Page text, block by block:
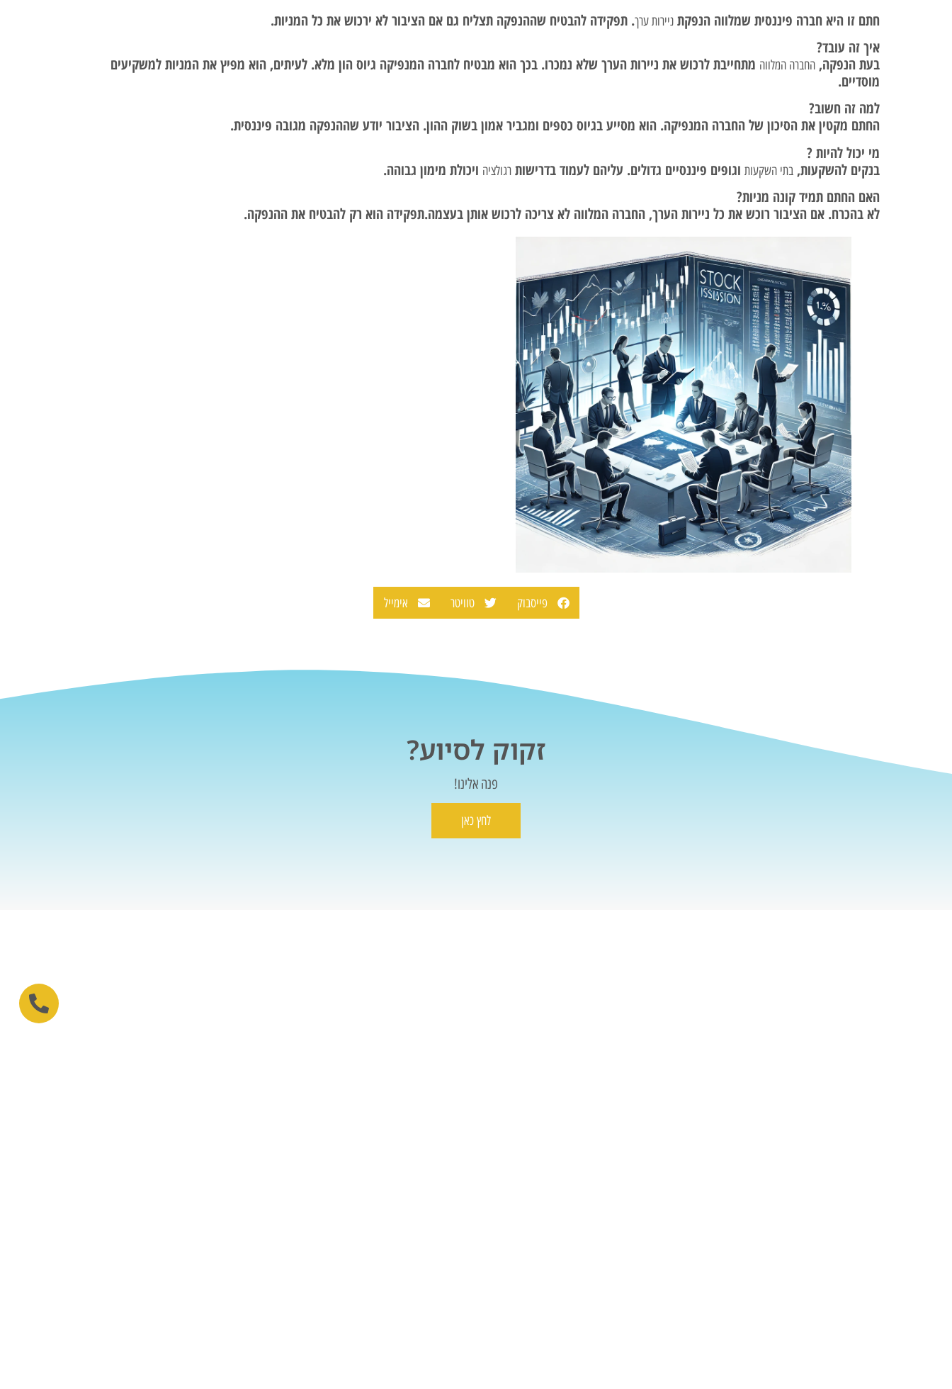
חתם זו היא חברה פיננסית שמלווה הנפקת ניירות ערך. תפקידה להבטיח שההנפקה תצליח גם אם הציבור לא ירכוש את כל המניות.
איך זה עובד?
בעת הנפקה, החברה המלווה מתחייבת לרכוש את ניירות הערך שלא נמכרו. בכך הוא מבטיח לחברה המנפיקה גיוס הון מלא. לעיתים, הוא מפיץ את המניות למשקיעים
מוסדיים.
למה זה חשוב?
החתם מקטין את הסיכון של החברה המנפיקה. הוא מסייע בגיוס כספים ומגביר אמון בשוק ההון. הציבור יודע שההנפקה מגובה פיננסית.
מי יכול להיות ?
בנקים להשקעות, בתי השקעות וגופים פיננסיים גדולים. עליהם לעמוד בדרישות רגולציה ויכולת מימון גבוהה.
האם החתם תמיד קונה מניות?
לא בהכרח. אם הציבור רוכש את כל ניירות הערך, החברה המלווה לא צריכה לרכוש אותן בעצמה.תפקידה הוא רק להבטיח את ההנפקה.
פייסבוק טוויטר אימייל
זקוק לסיוע?
פנה אלינו!
לחץ כאן